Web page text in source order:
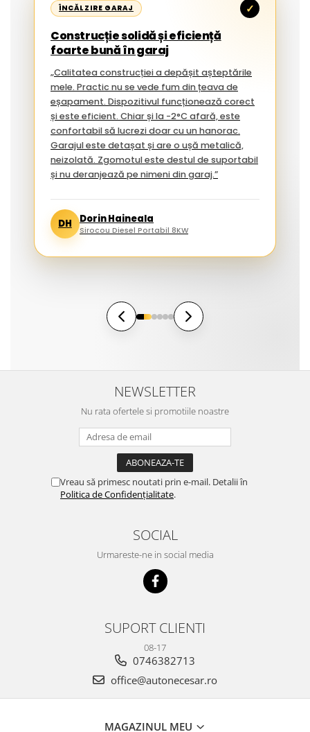
ÎNCĂLZIRE GARAJ ✓
Construcție solidă și eficiență
foarte bună în garaj
„Calitatea construcției a depășit așteptările
mele. Practic nu se vede fum din țeava de
eșapament. Dispozitivul funcționează corect
și este eficient. Chiar și la -2°C afară, este
confortabil să lucrezi doar cu un hanorac.
Garajul este detașat și are o ușă metalică,
neizolată. Zgomotul este destul de suportabil
și nu deranjează pe nimeni din garaj.”
DH Dorin Haineala
Sirocou Diesel Portabil 8KW
NEWSLETTER
Nu rata ofertele si promotiile noastre
Vreau să primesc noutati prin e-mail. Detalii în
Politica de Confidențialitate.
SOCIAL
Urmareste-ne in social media
SUPORT CLIENTI
08-17
0746382713
office@autonecesar.ro
MAGAZINUL MEU